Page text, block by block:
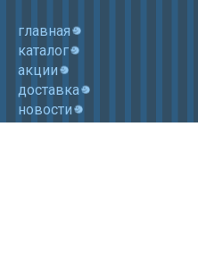
главная
каталог
акции
доставка
новости